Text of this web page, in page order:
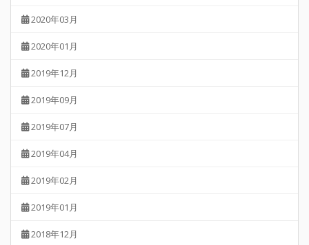
2020年03月
2020年01月
2019年12月
2019年09月
2019年07月
2019年04月
2019年02月
2019年01月
2018年12月